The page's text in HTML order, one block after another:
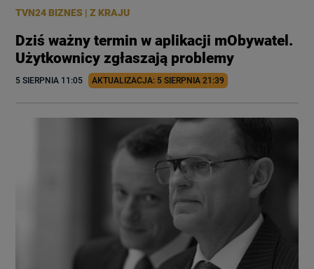
TVN24 BIZNES |Z KRAJU
Dziś ważny termin w aplikacji mObywatel.
Użytkownicy zgłaszają problemy
5 SIERPNIA 11:05 AKTUALIZACJA: 5 SIERPNIA 21:39